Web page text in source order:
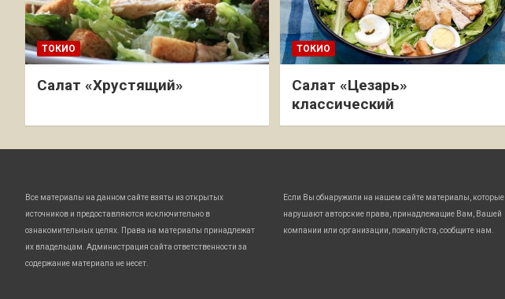
ТОКИО
Салат «Хрустящий»
ТОКИО
Салат «Цезарь»
классический
Все материалы на данном сайте взяты из открытых
источников и предоставляются исключительно в
ознакомительных целях. Права на материалы принадлежат
их владельцам. Администрация сайта ответственности за
содержание материала не несет.
Если Вы обнаружили на нашем сайте материалы, которые
нарушают авторские права, принадлежащие Вам, Вашей
компании или организации, пожалуйста, сообщите нам.